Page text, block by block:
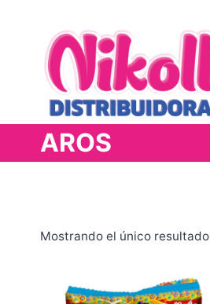
contenido
AROS
Mostrando el único resultado